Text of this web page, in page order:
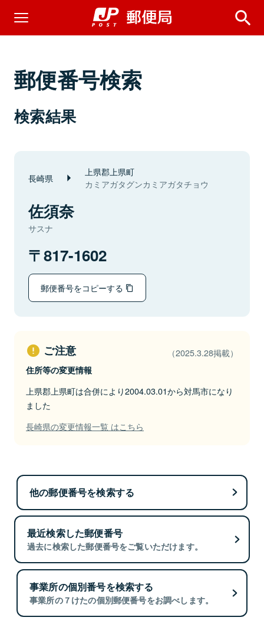
郵便番号検索
検索結果
長崎県 上県郡上県町
カミアガタグンカミアガタチョウ
佐須奈
サスナ
817-1602
郵便番号をコピーする
ご注意 （2025.3.28掲載）
住所等の変更情報
上県郡上県町は合併により2004.03.01から対馬市になり
ました
長崎県の変更情報一覧 はこちら
他の郵便番号を検索する
最近検索した郵便番号
過去に検索した郵便番号をご覧いただけます。
事業所の個別番号を検索する
事業所の７けたの個別郵便番号をお調べします。